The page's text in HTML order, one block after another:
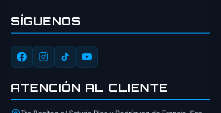
SÍGUENOS
ATENCIÓN AL CLIENTE